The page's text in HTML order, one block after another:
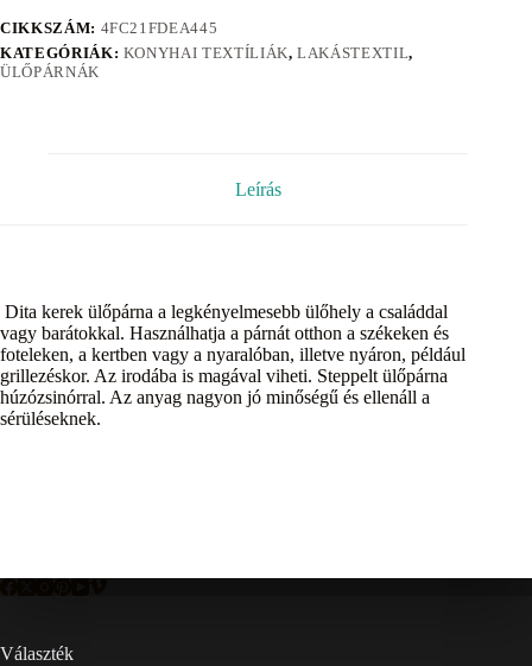
CIKKSZÁM: 4FC21FDEA445
KATEGÓRIÁK: KONYHAI TEXTÍLIÁK,LAKÁSTEXTIL,
ÜLŐPÁRNÁK
Leírás
Dita kerek ülőpárna a legkényelmesebb ülőhely a családdal
vagy barátokkal. Használhatja a párnát otthon a székeken és
foteleken, a kertben vagy a nyaralóban, illetve nyáron, például
grillezéskor. Az irodába is magával viheti. Steppelt ülőpárna
húzózsinórral. Az anyag nagyon jó minőségű és ellenáll a
sérüléseknek.
Választék